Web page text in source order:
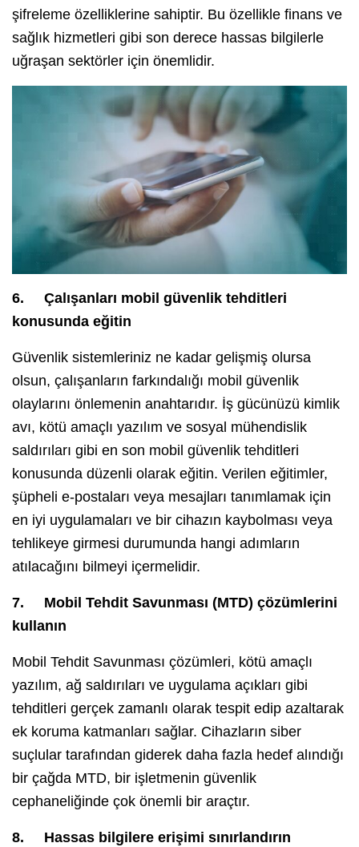
şifreleme özelliklerine sahiptir. Bu özellikle finans ve
sağlık hizmetleri gibi son derece hassas bilgilerle
uğraşan sektörler için önemlidir.
6. Çalışanları mobil güvenlik tehditleri
konusunda eğitin
Güvenlik sistemleriniz ne kadar gelişmiş olursa
olsun, çalışanların farkındalığı mobil güvenlik
olaylarını önlemenin anahtarıdır. İş gücünüzü kimlik
avı, kötü amaçlı yazılım ve sosyal mühendislik
saldırıları gibi en son mobil güvenlik tehditleri
konusunda düzenli olarak eğitin. Verilen eğitimler,
şüpheli e-postaları veya mesajları tanımlamak için
en iyi uygulamaları ve bir cihazın kaybolması veya
tehlikeye girmesi durumunda hangi adımların
atılacağını bilmeyi içermelidir.
7. Mobil Tehdit Savunması (MTD) çözümlerini
kullanın
Mobil Tehdit Savunması çözümleri, kötü amaçlı
yazılım, ağ saldırıları ve uygulama açıkları gibi
tehditleri gerçek zamanlı olarak tespit edip azaltarak
ek koruma katmanları sağlar. Cihazların siber
suçlular tarafından giderek daha fazla hedef alındığı
bir çağda MTD, bir işletmenin güvenlik
cephaneliğinde çok önemli bir araçtır.
8. Hassas bilgilere erişimi sınırlandırın